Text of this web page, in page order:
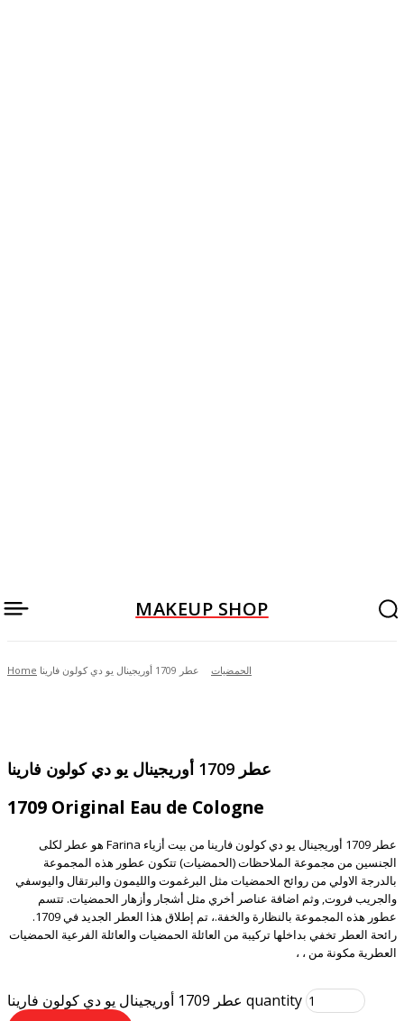
MAKEUP SHOP
Home الحمضيات عطر 1709 أوريجينال يو دي كولون فارينا
عطر 1709 أوريجينال يو دي كولون فارينا
1709 Original Eau de Cologne
عطر 1709 أوريجينال يو دي كولون فارينا من بيت أزياء Farina هو عطر لكلى
الجنسين من مجموعة الملاحظات (الحمضيات) تتكون عطور هذه المجموعة
بالدرجة الاولي من روائح الحمضيات مثل البرغموت والليمون والبرتقال واليوسفي
والجريب فروت, وثم اضافة عناصر أخري مثل أشجار وأزهار الحمضيات. تتسم
عطور هذه المجموعة بالنظارة والخفة.، تم إطلاق هذا العطر الجديد في 1709.
رائحة العطر تخفي بداخلها تركيبة من العائلة الحمضيات والعائلة الفرعية الحمضيات
العطرية مكونة من ، ،
عطر 1709 أوريجينال يو دي كولون فارينا quantity